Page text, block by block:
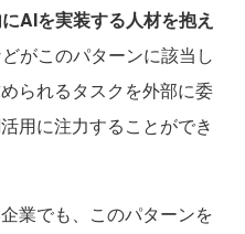
AIを実装する人材を抱え
がこのパターンに該当し
られるタスクを外部に委
用に注力することができ
業でも、このパターンを